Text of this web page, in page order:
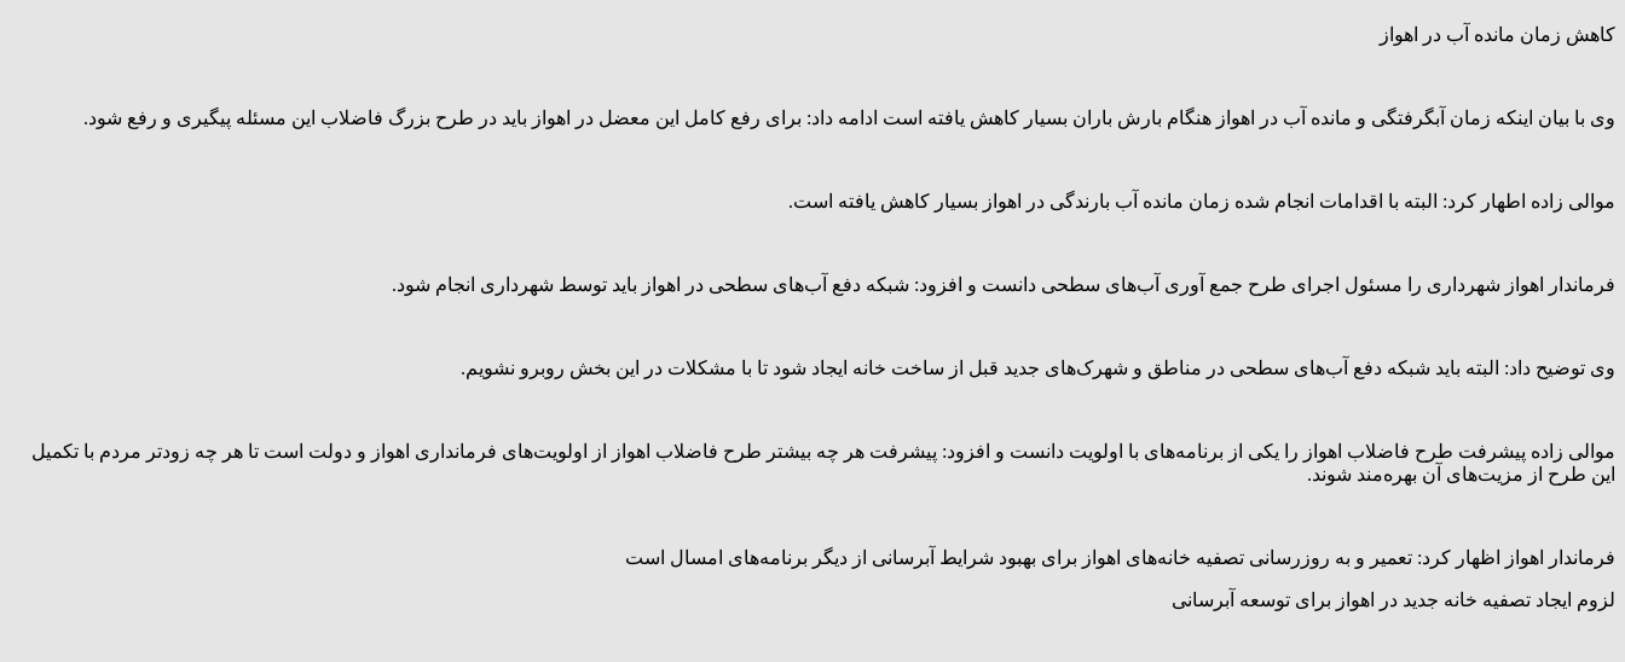
کاهش زمان مانده آب در اهواز
وی با بیان اینکه زمان آبگرفتگی و مانده آب در اهواز هنگام بارش باران بسیار کاهش یافته است ادامه داد: برای رفع کامل این معضل در اهواز باید در طرح بزرگ فاضلاب این مسئله پیگیری و رفع شود.
موالی زاده اطهار کرد: البته با اقدامات انجام شده زمان مانده آب بارندگی در اهواز بسیار کاهش یافته است.
فرماندار اهواز شهرداری را مسئول اجرای طرح جمع آوری آب‌های سطحی دانست و افزود: شبکه دفع آب‌های سطحی در اهواز باید توسط شهرداری انجام شود.
وی توضیح داد: البته باید شبکه دفع آب‌های سطحی در مناطق و شهرک‌های جدید قبل از ساخت خانه ایجاد شود تا با مشکلات در این بخش روبرو نشویم.
موالی زاده پیشرفت طرح فاضلاب اهواز را یکی از برنامه‌های با اولویت دانست و افزود: پیشرفت هر چه بیشتر طرح فاضلاب اهواز از اولویت‌های فرمانداری اهواز و دولت است تا هر چه زودتر مردم با تکمیل
این طرح از مزیت‌های آن بهره‌مند شوند.
فرماندار اهواز اظهار کرد: تعمیر و به روزرسانی تصفیه خانه‌های اهواز برای بهبود شرایط آبرسانی از دیگر برنامه‌های امسال است
لزوم ایجاد تصفیه خانه جدید در اهواز برای توسعه آبرسانی